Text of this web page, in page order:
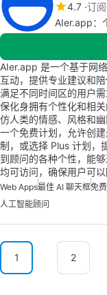
4.7 订阅
AIer.app：
AIer.app 是一个基于网
互动，提供专业建议和
满足不同时间区的用户
保化身拥有个性化和相
仿人类的情感、风格和
一个免费计划，允许创
制，或选择 Plus 计划，
到顾问的各种个性，能
均可访问，确保用户可
Web Apps最佳 AI 聊天框免
人工智能顾问
1 2